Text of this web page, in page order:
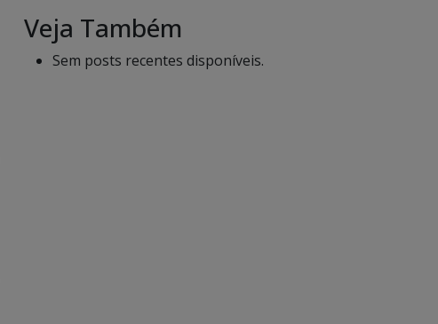
Veja Também
Sem posts recentes disponíveis.